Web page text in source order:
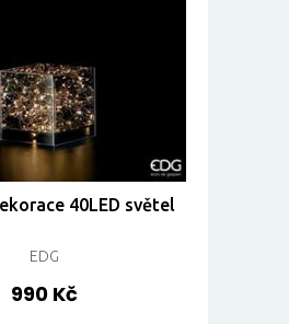
40LED světel
EDG
990 Kč